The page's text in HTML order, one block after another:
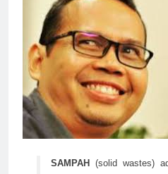
SAMPAH (solid wastes)